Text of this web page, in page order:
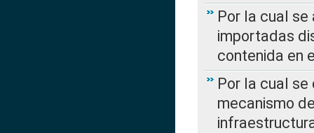
Por la cual
importadas
contenida en
Por la cual se
mecanismo